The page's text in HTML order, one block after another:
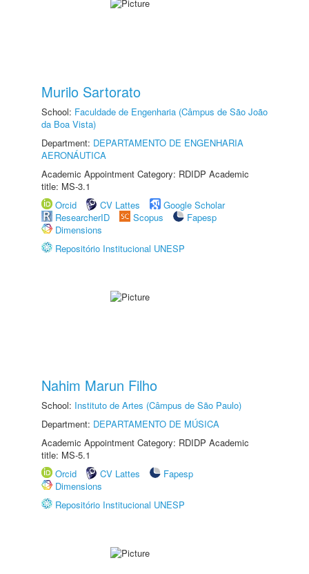
Murilo Sartorato
School: Faculdade de Engenharia (Câmpus de São João
da Boa Vista)
Department: DEPARTAMENTO DE ENGENHARIA
AERONÁUTICA
Academic Appointment Category: RDIDP Academic
title: MS-3.1
Orcid
CV Lattes
Google Scholar
ResearcherID
Scopus
Fapesp
Dimensions
Repositório Institucional UNESP
Nahim Marun Filho
School: Instituto de Artes (Câmpus de São Paulo)
Department: DEPARTAMENTO DE MÚSICA
Academic Appointment Category: RDIDP Academic
title: MS-5.1
Orcid
CV Lattes
Fapesp
Dimensions
Repositório Institucional UNESP